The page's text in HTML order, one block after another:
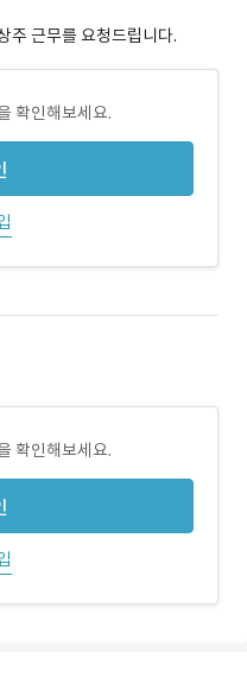
주 근무를 요청드립니다.
확인해보세요.
확인해보세요.